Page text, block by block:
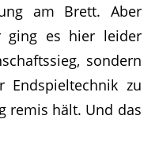
am Brett. Aber
ging es hier leider
sondern
zu
remis hält. Und das